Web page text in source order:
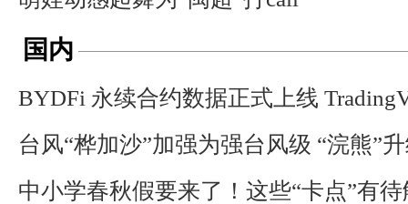
国内
BYDFi 永续合约数据正式上线
台风“桦加沙”加强为强台风级 “浣熊”
中小学春秋假要来了！这些“卡点”有